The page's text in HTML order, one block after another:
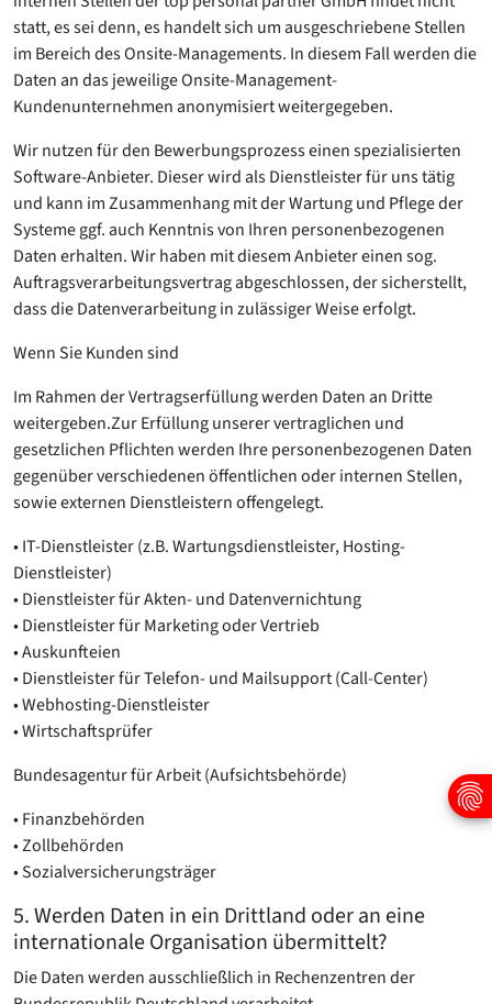
statt, es sei denn, es handelt sich um ausgeschriebene Stellen
im Bereich des Onsite-Managements. In diesem Fall werden die
Daten an das jeweilige Onsite-Management-
Kundenunternehmen anonymisiert weitergegeben.
Wir nutzen für den Bewerbungsprozess einen spezialisierten
Software-Anbieter. Dieser wird als Dienstleister für uns tätig
und kann im Zusammenhang mit der Wartung und Pflege der
Systeme ggf. auch Kenntnis von Ihren personenbezogenen
Daten erhalten. Wir haben mit diesem Anbieter einen sog.
Auftragsverarbeitungsvertrag abgeschlossen, der sicherstellt,
dass die Datenverarbeitung in zulässiger Weise erfolgt.
Wenn Sie Kunden sind
Im Rahmen der Vertragserfüllung werden Daten an Dritte
weitergeben.Zur Erfüllung unserer vertraglichen und
gesetzlichen Pflichten werden Ihre personenbezogenen Daten
gegenüber verschiedenen öffentlichen oder internen Stellen,
sowie externen Dienstleistern offengelegt.
• IT-Dienstleister (z.B. Wartungsdienstleister, Hosting-
Dienstleister)
• Dienstleister für Akten- und Datenvernichtung
• Dienstleister für Marketing oder Vertrieb
• Auskunfteien
• Dienstleister für Telefon- und Mailsupport (Call-Center)
• Webhosting-Dienstleister
• Wirtschaftsprüfer
Bundesagentur für Arbeit (Aufsichtsbehörde)
• Finanzbehörden
• Zollbehörden
• Sozialversicherungsträger
5. Werden Daten in ein Drittland oder an eine
internationale Organisation übermittelt?
Die Daten werden ausschließlich in Rechenzentren der